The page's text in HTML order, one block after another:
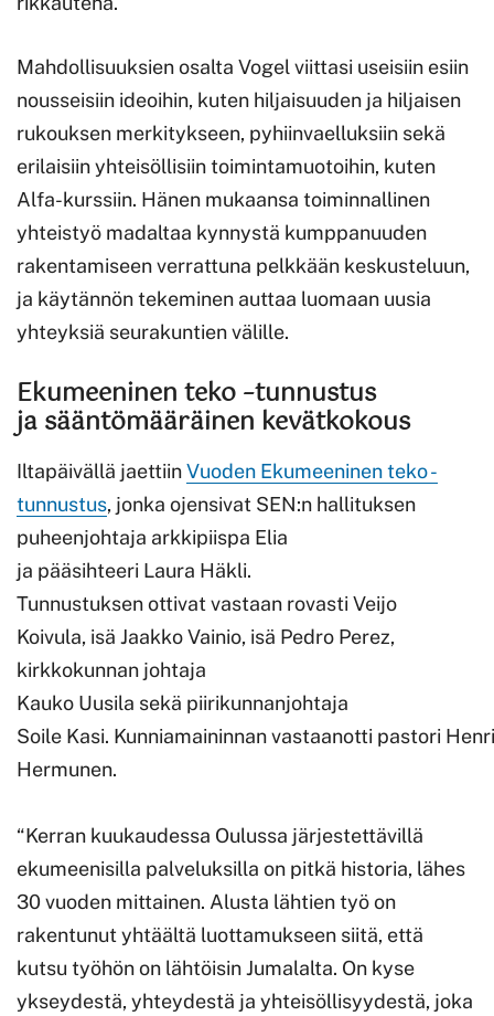
Mahdollisuuksien osalta Vogel viittasi useisiin esiin
nousseisiin ideoihin, kuten hiljaisuuden ja hiljaisen
rukouksen merkitykseen, pyhiinvaelluksiin sekä
erilaisiin yhteisöllisiin toimintamuotoihin, kuten
Alfa-kurssiin. Hänen mukaansa toiminnallinen
yhteistyö madaltaa kynnystä kumppanuuden
rakentamiseen verrattuna pelkkään keskusteluun,
ja käytännön tekeminen auttaa luomaan uusia
yhteyksiä seurakuntien välille.
Ekumeeninen teko –tunnustus
ja sääntömääräinen kevätkokous
Iltapäivällä jaettiinVuoden Ekumeeninen teko -
tunnustus, jonka ojensivat SEN:n hallituksen
puheenjohtaja arkkipiispa Elia
ja pääsihteeri Laura Häkli.
Tunnustuksen ottivat vastaan rovasti Veijo
Koivula, isä Jaakko Vainio, isä Pedro Perez,
kirkkokunnan johtaja
Kauko Uusila sekä piirikunnanjohtaja
Soile Kasi. Kunniamaininnan vastaanotti pastori Henri
Hermunen.
“Kerran kuukaudessa Oulussa järjestettävillä
ekumeenisilla palveluksilla on pitkä historia, lähes
30 vuoden mittainen. Alusta lähtien työ on
rakentunut yhtäältä luottamukseen siitä, että
kutsu työhön on lähtöisin Jumalalta. On kyse
ykseydestä, yhteydestä ja yhteisöllisyydestä, joka